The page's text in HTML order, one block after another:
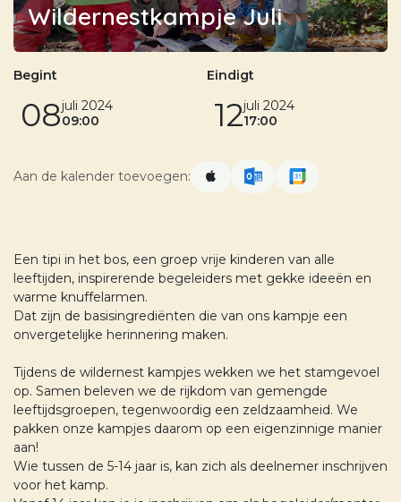
Wildernestkampje Juli
Begint
08juli 2024
09:00
Eindigt
12juli 2024
17:00
Aan de kalender toevoegen:
Een tipi in het bos, een groep vrije kinderen van alle
leeftijden, inspirerende begeleiders met gekke ideeën en
warme knuffelarmen.
Dat zijn de basisingrediënten die van ons kampje een
onvergetelijke herinnering maken.
Tijdens de wildernest kampjes wekken we het stamgevoel
op. Samen beleven we de rijkdom van gemengde
leeftijdsgroepen, tegenwoordig een zeldzaamheid. We
pakken onze kampjes daarom op een eigenzinnige manier
aan!
Wie tussen de 5-14 jaar is, kan zich als deelnemer inschrijven
voor het kamp.